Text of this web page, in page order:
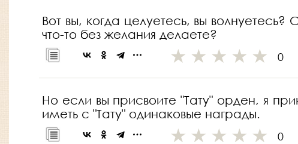
Вот вы, когда целуетесь, вы
что-то без желания делаете?
0
Но если вы присвоите "Тату" орден, я
иметь с "Тату" одинаковые награды.
0